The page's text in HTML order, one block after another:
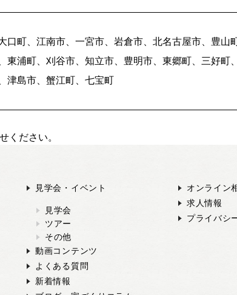
町、江南市、一宮市、岩倉市、北名古屋市、豊山
浦町、刈谷市、知立市、豊明市、東郷町、三好町
津島市、蟹江町、七宝町
ください。
見学会・イベント
見学会
ツアー
その他
動画コンテンツ
よくある質問
新着情報
オンライン
求人情報
プライバシ